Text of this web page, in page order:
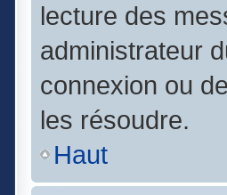
lecture des
administrateur
connexion ou
les résoudre.
Haut